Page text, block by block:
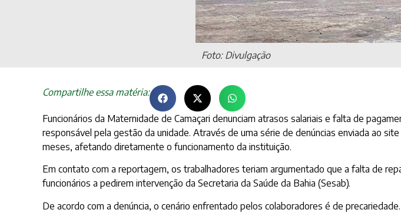
Foto: Divulgação
Compartilhe essa matéria:
Funcionários da Maternidade de Camaçari denunciam atrasos salariais e falta de
responsável pela gestão da unidade. Através de uma série de denúncias enviada ao
meses, afetando diretamente o funcionamento da instituição.
Em contato com a reportagem, os trabalhadores teriam argumentado que a falta de
funcionários a pedirem intervenção da Secretaria da Saúde da Bahia (Sesab).
De acordo com a denúncia, o cenário enfrentado pelos colaboradores é de